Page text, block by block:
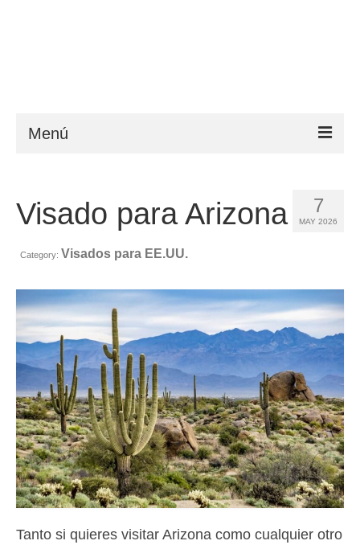
Menú
Requisitos
Ayuda
Noticias
Contacto
Solicitar
Español
Hrvatski(Croata)
Čeština(Checo)
Dansk (Danés)
7
MAY 2026
Visado para Arizona
Category: Visados para EE.UU.
Tanto si quieres visitar Arizona como cualquier otro